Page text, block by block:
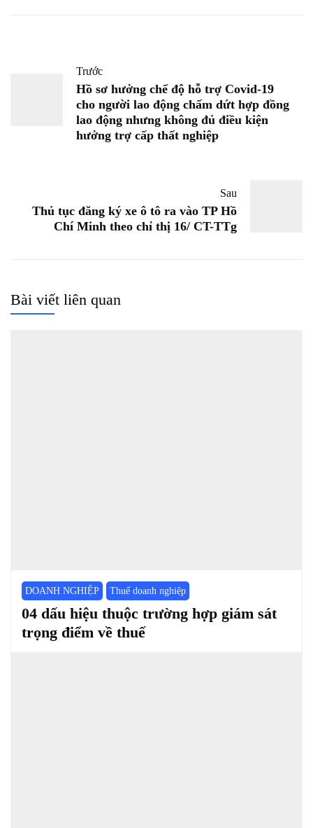
Trước
Hồ sơ hưởng chế độ hỗ trợ Covid-19
cho người lao động chấm dứt hợp đồng
lao động nhưng không đủ điều kiện
hưởng trợ cấp thất nghiệp
Sau
Thủ tục đăng ký xe ô tô ra vào TP Hồ
Chí Minh theo chỉ thị 16/ CT-TTg
Bài viết liên quan
DOANH NGHIỆP Thuế doanh nghiệp
04 dấu hiệu thuộc trường hợp giám sát
trọng điểm về thuế